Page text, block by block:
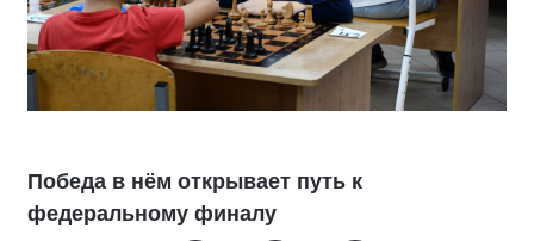
Победа в нём открывает путь к
федеральному финалу